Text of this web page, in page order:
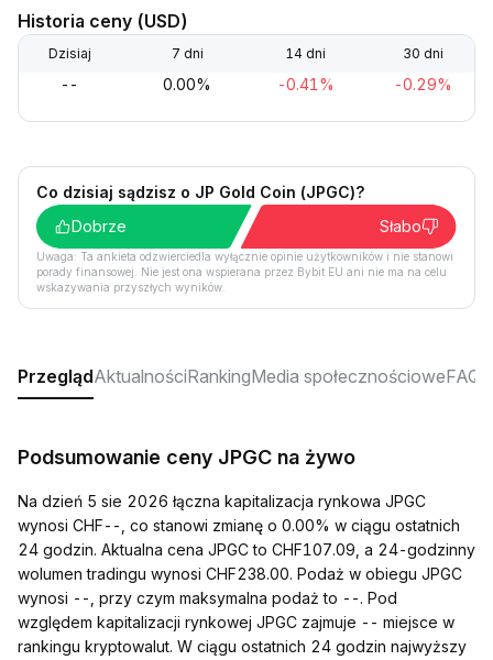
Historia ceny (USD)
Dzisiaj 7 dni 14 dni 30 dni
-- 0.00% -0.41% -0.29%
Co dzisiaj sądzisz o JP Gold Coin (JPGC)?
Dobrze
Słabo
Uwaga: Ta ankieta odzwierciedla wyłącznie opinie użytkowników i nie stanowi
porady finansowej. Nie jest ona wspierana przez Bybit EU ani nie ma na celu
wskazywania przyszłych wyników.
PrzeglądAktualnościRankingMedia społecznościoweFAQ
Podsumowanie ceny JPGC na żywo
Na dzień 5 sie 2026 łączna kapitalizacja rynkowa JPGC
wynosi CHF--, co stanowi zmianę o 0.00% w ciągu ostatnich
24 godzin. Aktualna cena JPGC to CHF107.09, a 24-godzinny
wolumen tradingu wynosi CHF238.00. Podaż w obiegu JPGC
wynosi --, przy czym maksymalna podaż to --. Pod
względem kapitalizacji rynkowej JPGC zajmuje -- miejsce w
rankingu kryptowalut. W ciągu ostatnich 24 godzin najwyższy